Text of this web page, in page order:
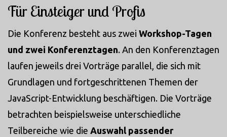
Für Einsteiger und Profis
Die Konferenz besteht aus zwei Workshop-Tagen
und zwei Konferenztagen. An den Konferenztagen
laufen jeweils drei Vorträge parallel, die sich mit
Grundlagen und fortgeschrittenen Themen der
JavaScript-Entwicklung beschäftigen. Die Vorträge
betrachten beispielsweise unterschiedliche
Teilbereiche wie die Auswahl passender